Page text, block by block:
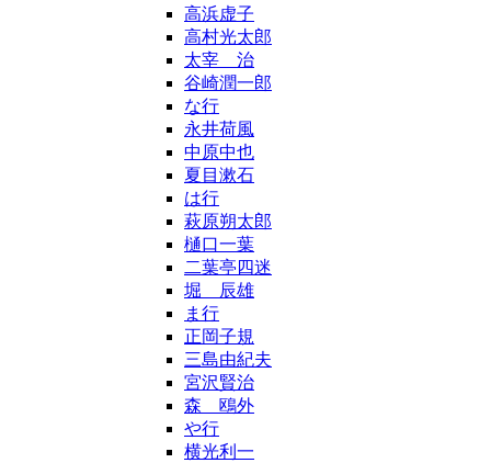
高浜虚子
高村光太郎
太宰 治
谷崎潤一郎
な行
永井荷風
中原中也
夏目漱石
は行
萩原朔太郎
樋口一葉
二葉亭四迷
堀 辰雄
ま行
正岡子規
三島由紀夫
宮沢賢治
森 鴎外
や行
横光利一